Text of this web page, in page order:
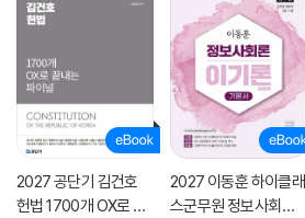
2027 공단기 김건호
헌법 1700개 OX로 끝
2027 이동훈 하이클래
스군무원 정보사회론